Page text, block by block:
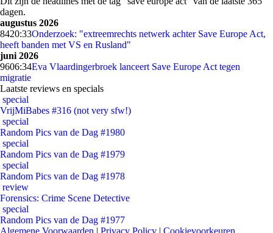
dagen.
augustus 2026
8420:33Onderzoek: "extreemrechts netwerk achter Save Europe Act,
heeft banden met VS en Rusland"
juni 2026
9606:34Eva Vlaardingerbroek lanceert Save Europe Act tegen
migratie
Laatste reviews en specials
special
VrijMiBabes #316 (not very sfw!)
special
Random Pics van de Dag #1980
special
Random Pics van de Dag #1979
special
Random Pics van de Dag #1978
review
Forensics: Crime Scene Detective
special
Random Pics van de Dag #1977
Algemene Voorwaarden | Privacy Policy | Cookievoorkeuren